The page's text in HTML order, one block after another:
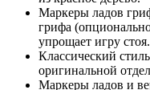
Маркеры ладов
грифа
упрощает игру стоя.
Классический
оригинальной
Маркеры ладов и